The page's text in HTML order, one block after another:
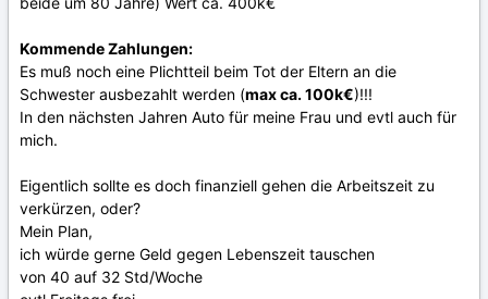
Kommende Zahlungen:
Es muß noch eine Plichtteil beim Tot der Eltern an die
Schwester ausbezahlt werden (max ca. 100k€)!!!
In den nächsten Jahren Auto für meine Frau und evtl auch für
mich.
Eigentlich sollte es doch finanziell gehen die Arbeitszeit zu
verkürzen, oder?
Mein Plan,
ich würde gerne Geld gegen Lebenszeit tauschen
von 40 auf 32 Std/Woche